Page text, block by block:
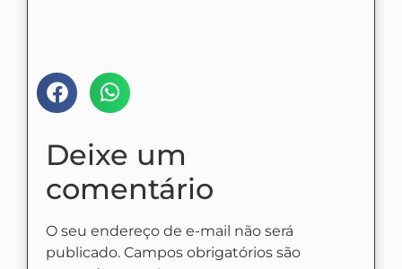
Deixe um
comentário
O seu endereço de e-mail não será
publicado. Campos obrigatórios são